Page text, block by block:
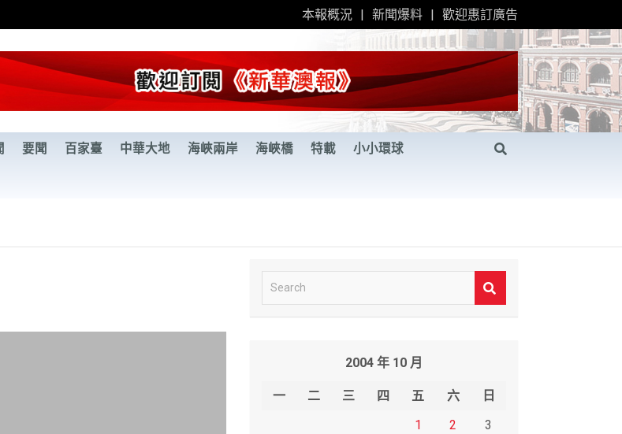
本報概況 新聞爆料 歡迎惠訂廣告
要聞 百家臺 中華大地 海峽兩岸 海峽橋 特載 小小環球
e
2004 年 10 月
一 二 三 四 五 六
日
1
2
3